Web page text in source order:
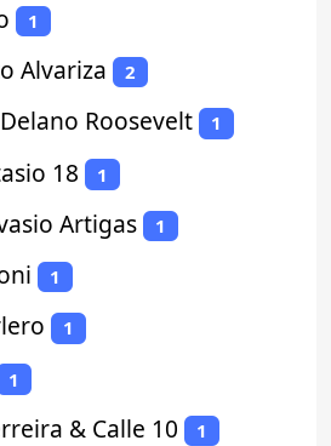
1
Alvariza 2
Roosevelt 1
18 1
Artigas 1
1
1
1
& Calle 10 1